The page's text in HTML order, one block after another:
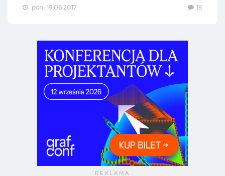
pon., 19.06.2017 18